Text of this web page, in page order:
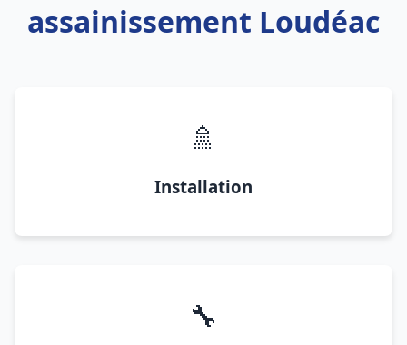
assainissement Loudéac
🚿
Installation
🔧